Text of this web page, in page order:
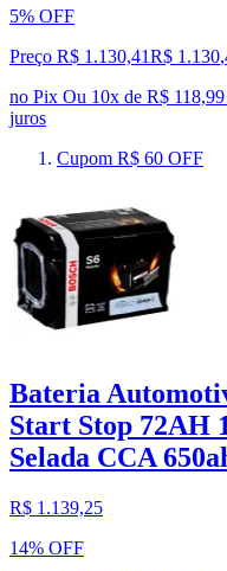
5% OFF
Preço R$ 1.130,41R$ 1.130,
no Pix Ou 10x de R$
juros
Cupom R$ 60 OFF
Bateria
Start Stop 72AH
Selada CCA
R$ 1.139,25
14% OFF